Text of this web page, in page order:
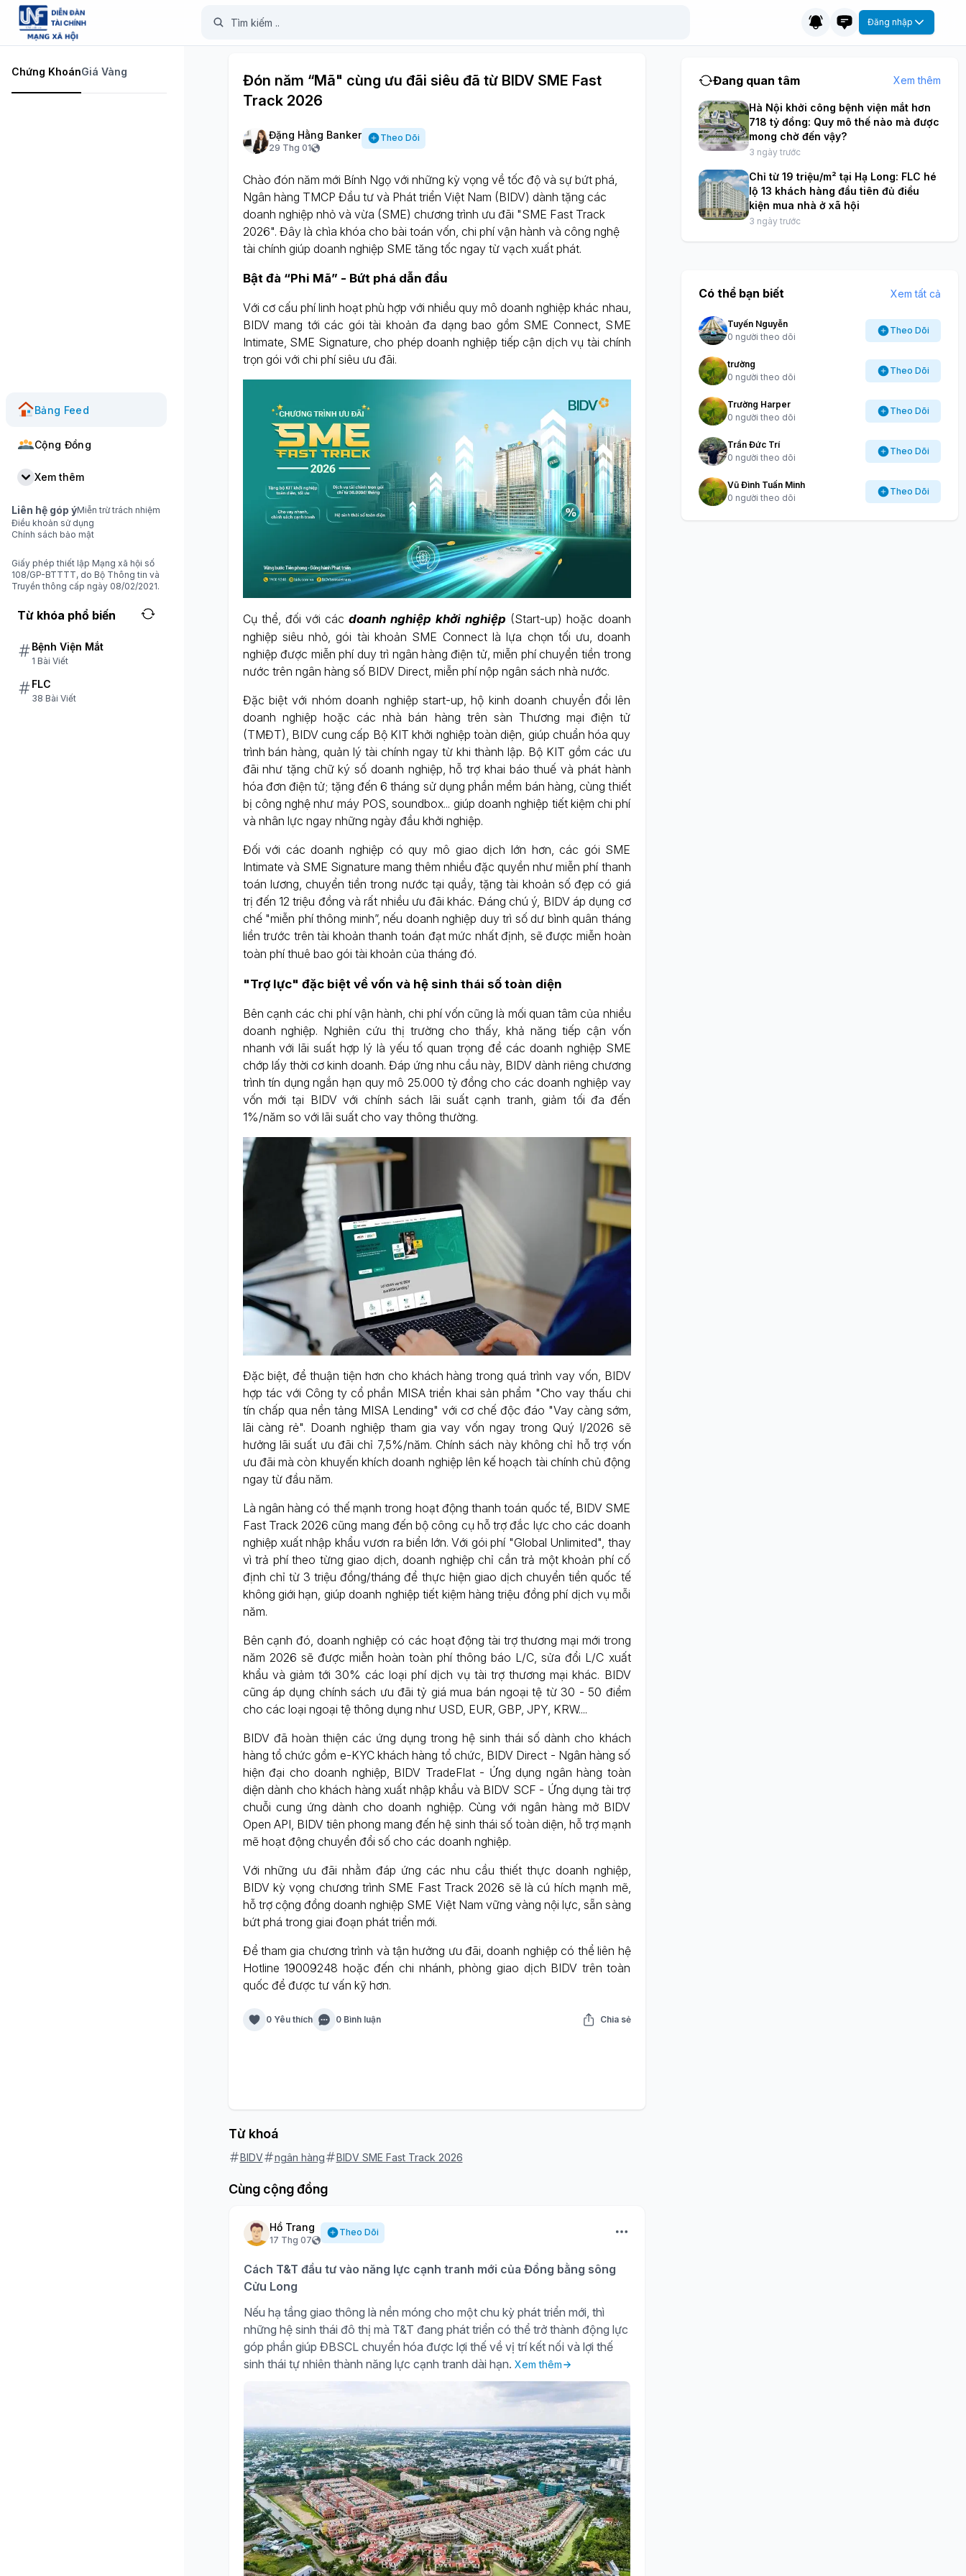
Đăng nhập
Chứng KhoánGiá Vàng
Bảng Feed
Cộng Đồng
Xem thêm
Liên hệ góp ýMiễn trừ trách nhiệm
Điều khoản sử dụng
Chính sách bảo mật
Giấy phép thiết lập Mạng xã hội số
108/GP-BTTTT, do Bộ Thông tin và
Truyền thông cấp ngày 08/02/2021.
Từ khóa phổ biến
Bệnh Viện Mắt
1 Bài Viết
FLC
38 Bài Viết
Đón năm “Mã" cùng ưu đãi siêu đã từ BIDV SME Fast
Track 2026
Đặng Hằng Banker
29 Thg 01
Theo Dõi
Chào đón năm mới Bính Ngọ với những kỳ vọng về tốc độ và sự bứt phá,
Ngân hàng TMCP Đầu tư và Phát triển Việt Nam (BIDV) dành tặng các
doanh nghiệp nhỏ và vừa (SME) chương trình ưu đãi "SME Fast Track
2026". Đây là chìa khóa cho bài toán vốn, chi phí vận hành và công nghệ
tài chính giúp doanh nghiệp SME tăng tốc ngay từ vạch xuất phát.
Bật đà “Phi Mã” - Bứt phá dẫn đầu
Với cơ cấu phí linh hoạt phù hợp với nhiều quy mô doanh nghiệp khác nhau,
BIDV mang tới các gói tài khoản đa dạng bao gồm SME Connect, SME
Intimate, SME Signature, cho phép doanh nghiệp tiếp cận dịch vụ tài chính
trọn gói với chi phí siêu ưu đãi.
Cụ thể, đối với các doanh nghiệp khởi nghiệp (Start-up) hoặc doanh
nghiệp siêu nhỏ, gói tài khoản SME Connect là lựa chọn tối ưu, doanh
nghiệp được miễn phí duy trì ngân hàng điện tử, miễn phí chuyển tiền trong
nước trên ngân hàng số BIDV Direct, miễn phí nộp ngân sách nhà nước.
Đặc biệt với nhóm doanh nghiệp start-up, hộ kinh doanh chuyển đổi lên
doanh nghiệp hoặc các nhà bán hàng trên sàn Thương mại điện tử
(TMĐT), BIDV cung cấp Bộ KIT khởi nghiệp toàn diện, giúp chuẩn hóa quy
trình bán hàng, quản lý tài chính ngay từ khi thành lập. Bộ KIT gồm các ưu
đãi như tặng chữ ký số doanh nghiệp, hỗ trợ khai báo thuế và phát hành
hóa đơn điện tử; tặng đến 6 tháng sử dụng phần mềm bán hàng, cùng thiết
bị công nghệ như máy POS, soundbox... giúp doanh nghiệp tiết kiệm chi phí
và nhân lực ngay những ngày đầu khởi nghiệp.
Đối với các doanh nghiệp có quy mô giao dịch lớn hơn, các gói SME
Intimate và SME Signature mang thêm nhiều đặc quyền như miễn phí thanh
toán lương, chuyển tiền trong nước tại quầy, tặng tài khoản số đẹp có giá
trị đến 12 triệu đồng và rất nhiều ưu đãi khác. Đáng chú ý, BIDV áp dụng cơ
chế "miễn phí thông minh”, nếu doanh nghiệp duy trì số dư bình quân tháng
liền trước trên tài khoản thanh toán đạt mức nhất định, sẽ được miễn hoàn
toàn phí thuê bao gói tài khoản của tháng đó.
"Trợ lực" đặc biệt về vốn và hệ sinh thái số toàn diện
Bên cạnh các chi phí vận hành, chi phí vốn cũng là mối quan tâm của nhiều
doanh nghiệp. Nghiên cứu thị trường cho thấy, khả năng tiếp cận vốn
nhanh với lãi suất hợp lý là yếu tố quan trọng để các doanh nghiệp SME
chớp lấy thời cơ kinh doanh. Đáp ứng nhu cầu này, BIDV dành riêng chương
trình tín dụng ngắn hạn quy mô 25.000 tỷ đồng cho các doanh nghiệp vay
vốn mới tại BIDV với chính sách lãi suất cạnh tranh, giảm tối đa đến
1%/năm so với lãi suất cho vay thông thường.
Đặc biệt, để thuận tiện hơn cho khách hàng trong quá trình vay vốn, BIDV
hợp tác với Công ty cổ phần MISA triển khai sản phẩm "Cho vay thấu chi
tín chấp qua nền tảng MISA Lending" với cơ chế độc đáo "Vay càng sớm,
lãi càng rẻ". Doanh nghiệp tham gia vay vốn ngay trong Quý I/2026 sẽ
hưởng lãi suất ưu đãi chỉ 7,5%/năm. Chính sách này không chỉ hỗ trợ vốn
ưu đãi mà còn khuyến khích doanh nghiệp lên kế hoạch tài chính chủ động
ngay từ đầu năm.
Là ngân hàng có thế mạnh trong hoạt động thanh toán quốc tế, BIDV SME
Fast Track 2026 cũng mang đến bộ công cụ hỗ trợ đắc lực cho các doanh
nghiệp xuất nhập khẩu vươn ra biển lớn. Với gói phí "Global Unlimited", thay
vì trả phí theo từng giao dịch, doanh nghiệp chỉ cần trả một khoản phí cố
định chỉ từ 3 triệu đồng/tháng để thực hiện giao dịch chuyển tiền quốc tế
không giới hạn, giúp doanh nghiệp tiết kiệm hàng triệu đồng phí dịch vụ mỗi
năm.
Bên cạnh đó, doanh nghiệp có các hoạt động tài trợ thương mại mới trong
năm 2026 sẽ được miễn hoàn toàn phí thông báo L/C, sửa đổi L/C xuất
khẩu và giảm tới 30% các loại phí dịch vụ tài trợ thương mại khác. BIDV
cũng áp dụng chính sách ưu đãi tỷ giá mua bán ngoại tệ từ 30 - 50 điểm
cho các loại ngoại tệ thông dụng như USD, EUR, GBP, JPY, KRW....
BIDV đã hoàn thiện các ứng dụng trong hệ sinh thái số dành cho khách
hàng tổ chức gồm e-KYC khách hàng tổ chức, BIDV Direct - Ngân hàng số
hiện đại cho doanh nghiệp, BIDV TradeFlat - Ứng dụng ngân hàng toàn
diện dành cho khách hàng xuất nhập khẩu và BIDV SCF - Ứng dụng tài trợ
chuỗi cung ứng dành cho doanh nghiệp. Cùng với ngân hàng mở BIDV
Open API, BIDV tiên phong mang đến hệ sinh thái số toàn diện, hỗ trợ mạnh
mẽ hoạt động chuyển đổi số cho các doanh nghiệp.
Với những ưu đãi nhằm đáp ứng các nhu cầu thiết thực doanh nghiệp,
BIDV kỳ vọng chương trình SME Fast Track 2026 sẽ là cú hích mạnh mẽ,
hỗ trợ cộng đồng doanh nghiệp SME Việt Nam vững vàng nội lực, sẵn sàng
bứt phá trong giai đoạn phát triển mới.
Để tham gia chương trình và tận hưởng ưu đãi, doanh nghiệp có thể liên hệ
Hotline 19009248 hoặc đến chi nhánh, phòng giao dịch BIDV trên toàn
quốc để được tư vấn kỹ hơn.
0 Yêu thích 0 Bình luận Chia sẻ
Từ khoá
BIDV ngân hàng BIDV SME Fast Track 2026
Cùng cộng đồng
Hồ Trang
17 Thg 07
Theo Dõi
Cách T&T đầu tư vào năng lực cạnh tranh mới của Đồng bằng sông
Cửu Long
Nếu hạ tầng giao thông là nền móng cho một chu kỳ phát triển mới, thì
những hệ sinh thái đô thị mà T&T đang phát triển có thể trở thành động lực
góp phần giúp ĐBSCL chuyển hóa được lợi thế về vị trí kết nối và lợi thế
sinh thái tự nhiên thành năng lực cạnh tranh dài hạn. Xem thêm
Đang quan tâm Xem thêm
Hà Nội khởi công bệnh viện mắt hơn
718 tỷ đồng: Quy mô thế nào mà được
mong chờ đến vậy?
3 ngày trước
Chỉ từ 19 triệu/m² tại Hạ Long: FLC hé
lộ 13 khách hàng đầu tiên đủ điều
kiện mua nhà ở xã hội
3 ngày trước
Có thể bạn biết Xem tất cả
Tuyến Nguyễn
0 người theo dõi
Theo Dõi
trường
0 người theo dõi
Theo Dõi
Trường Harper
0 người theo dõi
Theo Dõi
Trần Đức Trí
0 người theo dõi
Theo Dõi
Vũ Đình Tuấn Minh
0 người theo dõi
Theo Dõi